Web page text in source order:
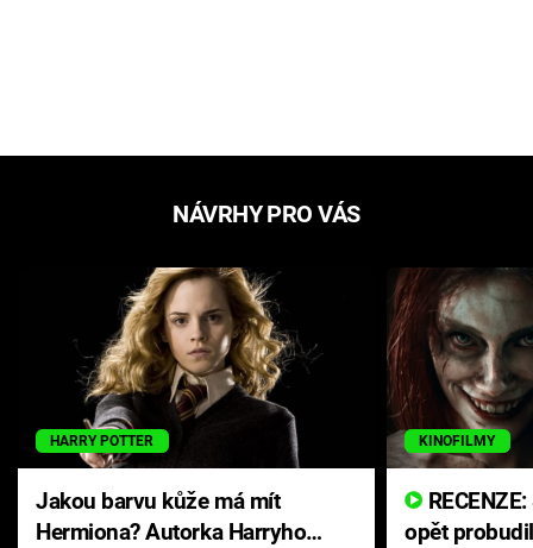
NÁVRHY PRO VÁS
HARRY POTTER
Jakou barvu kůže má mít
Hermiona? Autorka Harryho
KINOFILMY
opět